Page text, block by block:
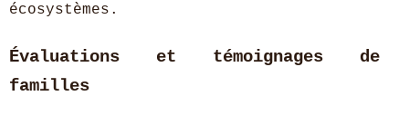
écosystèmes.
Évaluations et témoignages de
familles